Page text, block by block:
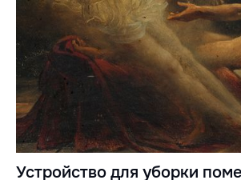
Устройство для уборки